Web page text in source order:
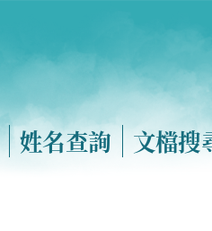
姓名查詢 文檔搜